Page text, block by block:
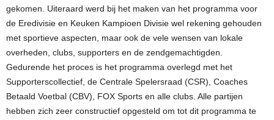
gekomen. Uiteraard werd bij het maken van het programma voor
de Eredivisie en Keuken Kampioen Divisie wel rekening gehouden
met sportieve aspecten, maar ook de vele wensen van lokale
overheden, clubs, supporters en de zendgemachtigden.
Gedurende het proces is het programma overlegd met het
Supporterscollectief, de Centrale Spelersraad (CSR), Coaches
Betaald Voetbal (CBV), FOX Sports en alle clubs. Alle partijen
hebben zich zeer constructief opgesteld om tot dit programma te